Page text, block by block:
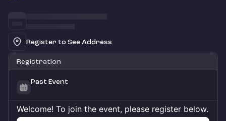
Register to See Address
Registration
Past Event
Welcome! To join the event, please register below.